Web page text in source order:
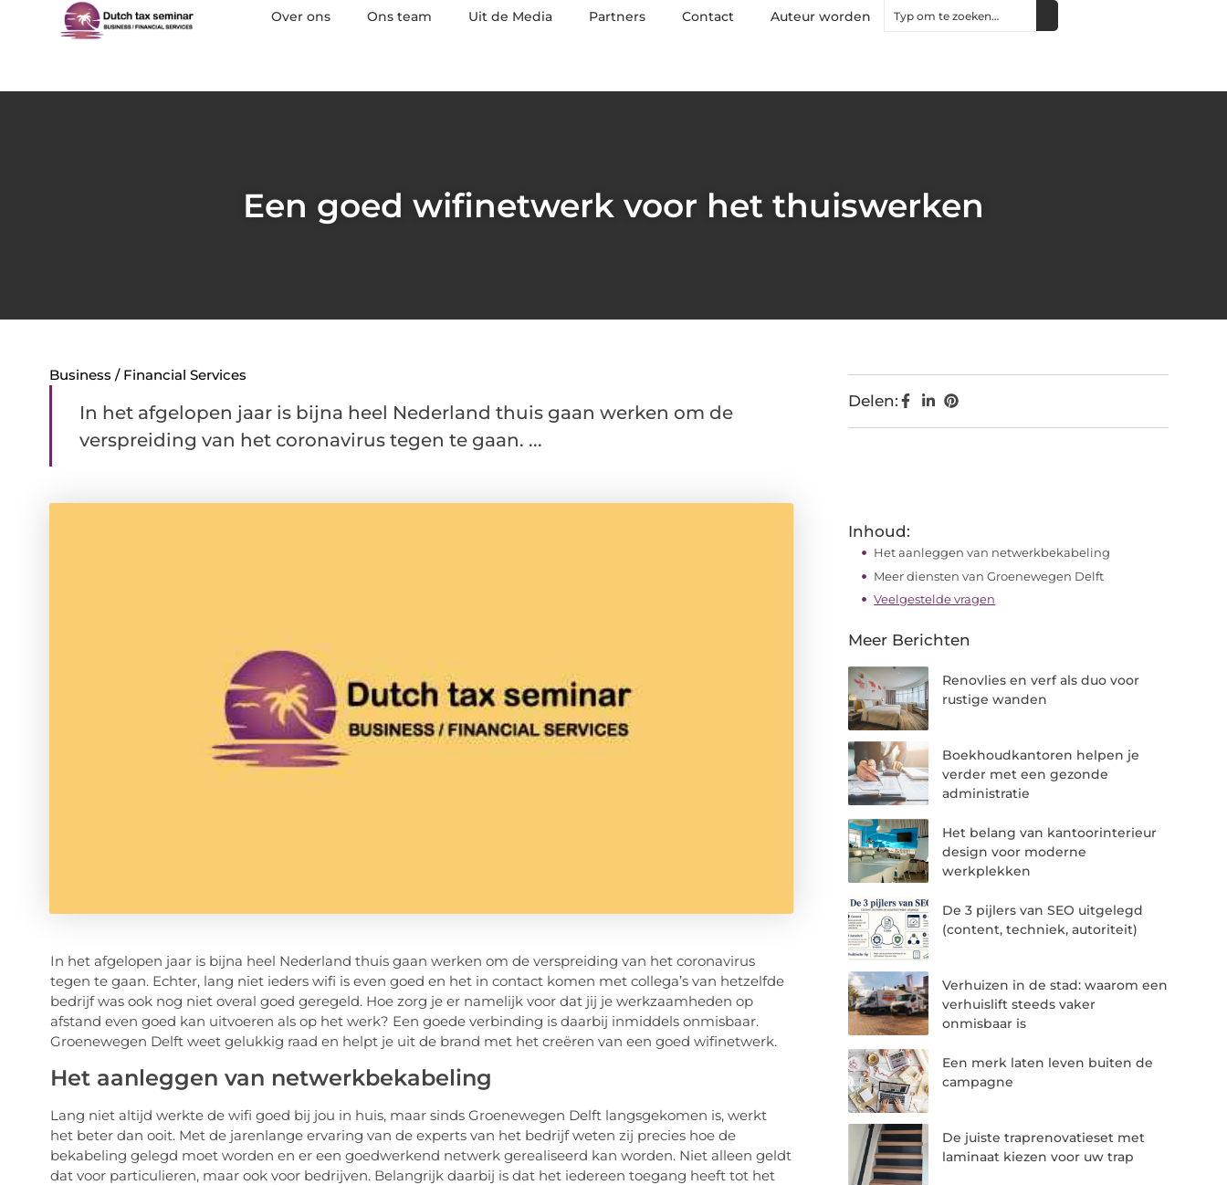
Over ons Ons team Uit de Media Partners Contact Auteur worden
Een goed wifinetwerk voor het thuiswerken
Business / Financial Services
In het afgelopen jaar is bijna heel Nederland thuis gaan werken om de
verspreiding van het coronavirus tegen te gaan. ...
In het afgelopen jaar is bijna heel Nederland thuis gaan werken om de verspreiding van het coronavirus
tegen te gaan. Echter, lang niet ieders wifi is even goed en het in contact komen met collega’s van hetzelfde
bedrijf was ook nog niet overal goed geregeld. Hoe zorg je er namelijk voor dat jij je werkzaamheden op
afstand even goed kan uitvoeren als op het werk? Een goede verbinding is daarbij inmiddels onmisbaar.
Groenewegen Delft weet gelukkig raad en helpt je uit de brand met het creëren van een goed wifinetwerk.
Het aanleggen van netwerkbekabeling
Lang niet altijd werkte de wifi goed bij jou in huis, maar sinds Groenewegen Delft langsgekomen is, werkt
het beter dan ooit. Met de jarenlange ervaring van de experts van het bedrijf weten zij precies hoe de
bekabeling gelegd moet worden en er een goedwerkend netwerk gerealiseerd kan worden. Niet alleen geldt
dat voor particulieren, maar ook voor bedrijven. Belangrijk daarbij is dat het iedereen toegang heeft tot het
Delen:
Inhoud:
Het aanleggen van netwerkbekabeling
Meer diensten van Groenewegen Delft
Veelgestelde vragen
Meer Berichten
Renovlies en verf als duo voor
rustige wanden
Boekhoudkantoren helpen je
verder met een gezonde
administratie
Het belang van kantoorinterieur
design voor moderne
werkplekken
De 3 pijlers van SEO uitgelegd
(content, techniek, autoriteit)
Verhuizen in de stad: waarom een
verhuislift steeds vaker
onmisbaar is
Een merk laten leven buiten de
campagne
De juiste traprenovatieset met
laminaat kiezen voor uw trap